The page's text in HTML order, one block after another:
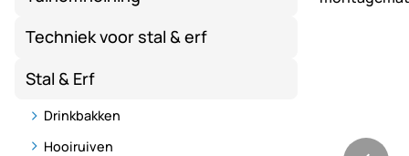
Techniek voor stal & erf
Stal & Erf
Drinkbakken
Hooiruiven